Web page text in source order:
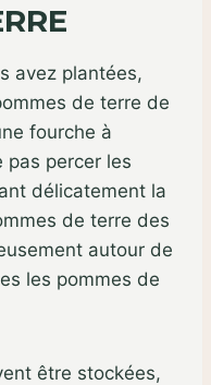
avez plantées,
de terre de
fourche à
pas percer les
délicatement la
de terre des
autour de
les pommes de
être stockées,